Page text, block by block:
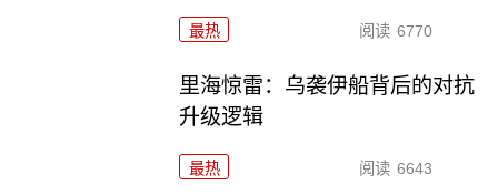
最热 阅读 6770
里海惊雷：乌袭伊船背后的对抗
升级逻辑
最热 阅读 6643